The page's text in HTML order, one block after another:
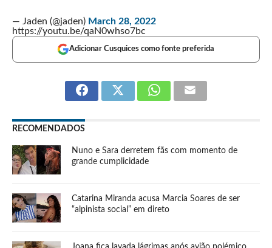
— Jaden (@jaden) March 28, 2022
https://youtu.be/qaN0whso7bc
Adicionar Cusquices como fonte preferida
RECOMENDADOS
Nuno e Sara derretem fãs com momento de
grande cumplicidade
Catarina Miranda acusa Marcia Soares de ser
“alpinista social” em direto